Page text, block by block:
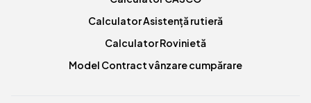
Calculator Asistență rutieră
Calculator Rovinietă
Model Contract vânzare cumpărare